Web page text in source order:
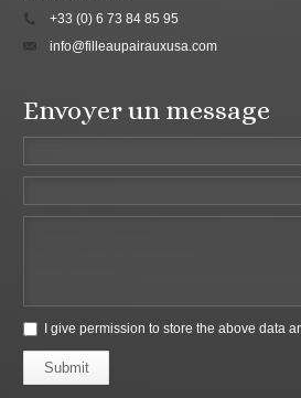
+33 (0) 6 73 84 85 95
info@filleaupairauxusa.com
Envoyer un message
I give permission to store the above data
Submit